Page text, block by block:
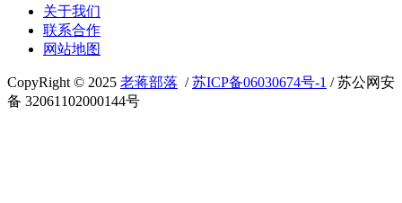
关于我们
联系合作
网站地图
CopyRight © 2025 老蒋部落 /苏ICP备06030674号-1 / 苏公网安
备 32061102000144号